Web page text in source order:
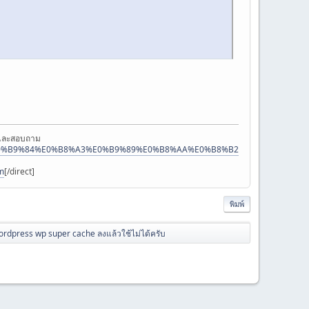
ะสอบถาม
สว่
[/direct]
พิมพ์
wp super cache ลงแล้วใช้ไม่ได้ครับ